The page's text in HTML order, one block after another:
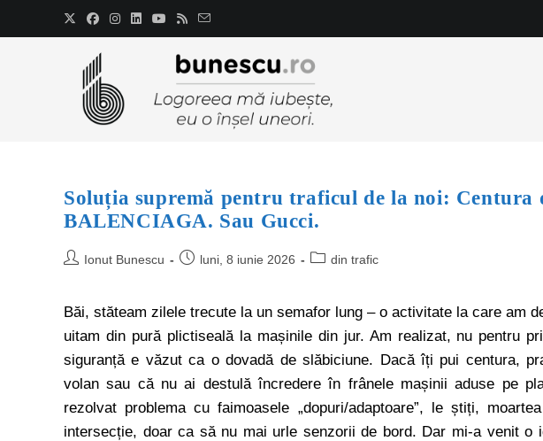
Soluția supremă pentru traficul de la noi: Centura
BALENCIAGA. Sau Gucci.
Ionut Bunescu luni, 8 iunie 2026 din trafic
Băi, stăteam zilele trecute la un semafor lung – o activitate la care am
uitam din pură plictiseală la mașinile din jur. Am realizat, nu pentru
siguranță e văzut ca o dovadă de slăbiciune. Dacă îți pui centura,
volan sau că nu ai destulă încredere în frânele mașinii aduse pe
rezolvat problema cu faimoasele „dopuri/adaptoare”, le știți,
intersecție, doar ca să nu mai urle senzorii de bord. Dar mi-a venit o